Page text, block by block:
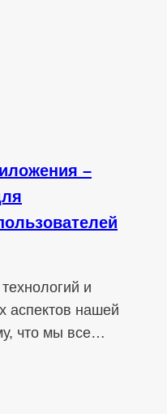
–
и
аспектов нашей
что мы все…